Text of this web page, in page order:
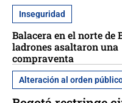
Inseguridad
Balacera en el norte de
ladrones asaltaron una
compraventa
Alteración al orden